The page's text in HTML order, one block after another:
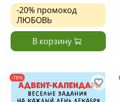
-20% промокод
ЛЮБОВЬ
В корзину
-78%